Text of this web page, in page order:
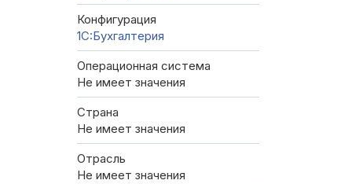
Конфигурация
1C:Бухгалтерия
Операционная система
Не имеет значения
Страна
Не имеет значения
Отрасль
Не имеет значения